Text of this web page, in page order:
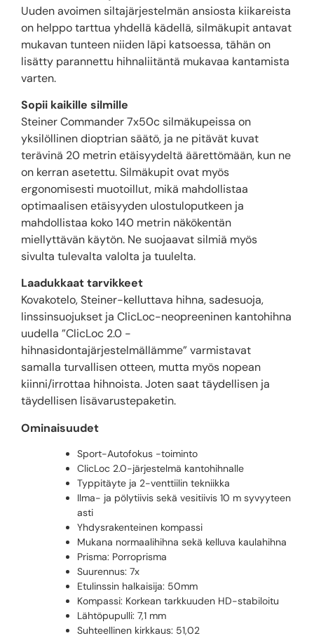
Uuden avoimen siltajärjestelmän ansiosta kiikareista
on helppo tarttua yhdellä kädellä, silmäkupit antavat
mukavan tunteen niiden läpi katsoessa, tähän on
lisätty parannettu hihnaliitäntä mukavaa kantamista
varten.
Sopii kaikille silmille
Steiner Commander 7x50c silmäkupeissa on
yksilöllinen dioptrian säätö, ja ne pitävät kuvat
terävinä 20 metrin etäisyydeltä äärettömään, kun ne
on kerran asetettu. Silmäkupit ovat myös
ergonomisesti muotoillut, mikä mahdollistaa
optimaalisen etäisyyden ulostuloputkeen ja
mahdollistaa koko 140 metrin näkökentän
miellyttävän käytön. Ne suojaavat silmiä myös
sivulta tulevalta valolta ja tuulelta.
Laadukkaat tarvikkeet
Kovakotelo, Steiner-kelluttava hihna, sadesuoja,
linssinsuojukset ja ClicLoc-neopreeninen kantohihna
uudella ”ClicLoc 2.0 -
hihnasidontajärjestelmällämme” varmistavat
samalla turvallisen otteen, mutta myös nopean
kiinni/irrottaa hihnoista. Joten saat täydellisen ja
täydellisen lisävarustepaketin.
Ominaisuudet
Sport-Autofokus -toiminto
ClicLoc 2.0-järjestelmä kantohihnalle
Typpitäyte ja 2-venttiilin tekniikka
Ilma- ja pölytiivis sekä vesitiivis 10 m syvyyteen
asti
Yhdysrakenteinen kompassi
Mukana normaalihihna sekä kelluva kaulahihna
Prisma: Porroprisma
Suurennus: 7x
Etulinssin halkaisija: 50mm
Kompassi: Korkean tarkkuuden HD-stabiloitu
Lähtöpupulli: 7,1 mm
Suhteellinen kirkkaus: 51,02